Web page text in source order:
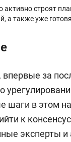
активно строят
а также уже
впервые за
шаги в этом
к
эксперты и